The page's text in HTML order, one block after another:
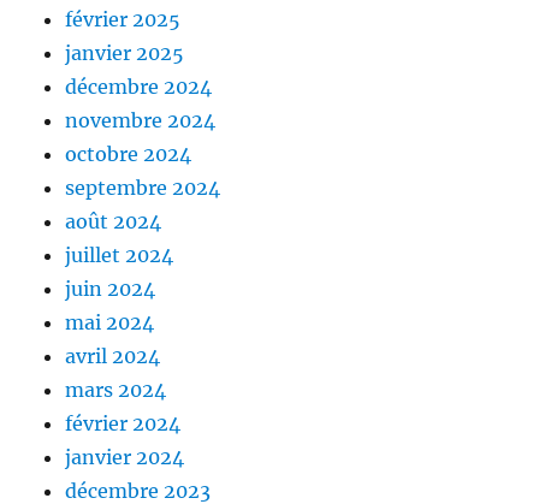
février 2025
janvier 2025
décembre 2024
novembre 2024
octobre 2024
septembre 2024
août 2024
juillet 2024
juin 2024
mai 2024
avril 2024
mars 2024
février 2024
janvier 2024
décembre 2023